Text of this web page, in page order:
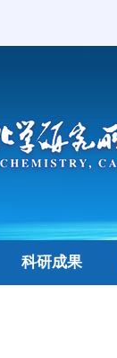
科研成果